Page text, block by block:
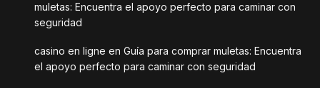
muletas: Encuentra el apoyo perfecto para caminar con
seguridad
casino en ligne en Guía para comprar muletas: Encuentra
el apoyo perfecto para caminar con seguridad